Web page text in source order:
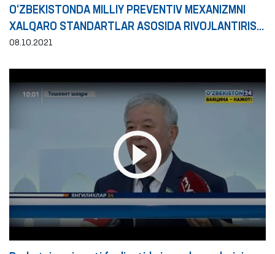
O‘ZBEKISTONDA MILLIY PREVENTIV MEXANIZMNI
XALQARO STANDARTLAR ASOSIDA RIVOJLANTIRISH
ISTIQBOLLARI
08.10.2021